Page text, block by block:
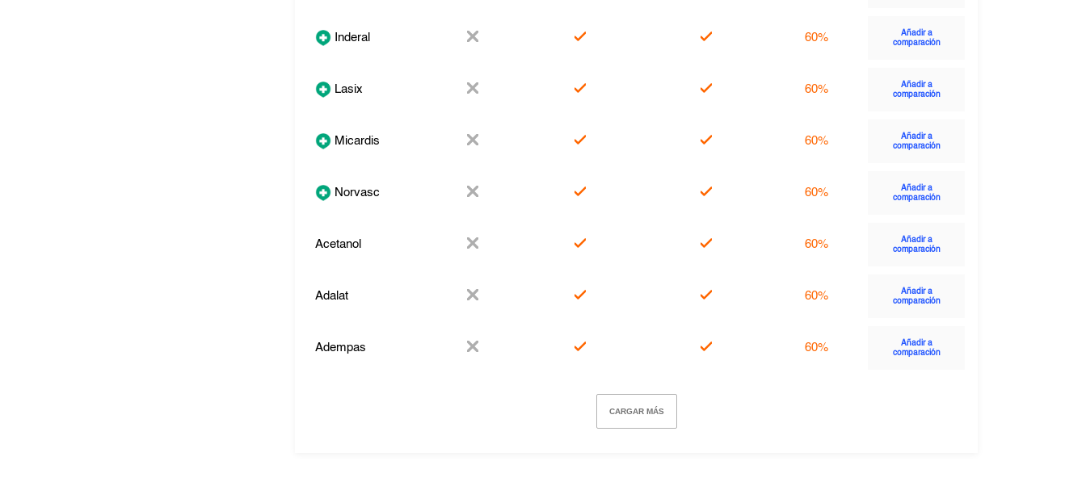
Inderal 60%
Añadir a
comparación
Lasix 60%
Añadir a
comparación
Micardis 60%
Añadir a
comparación
Norvasc 60%
Añadir a
comparación
Acetanol 60%
Añadir a
comparación
Adalat 60%
Añadir a
comparación
Adempas 60%
Añadir a
comparación
CARGAR MÁS